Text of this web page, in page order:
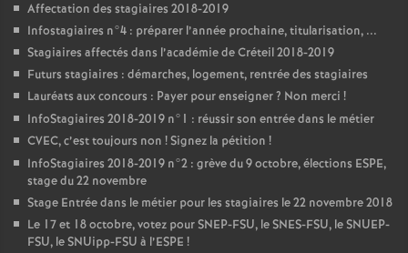
Affectation des stagiaires 2018-2019
Infostagiaires n°4 : préparer l’année prochaine, titularisation, ...
Stagiaires affectés dans l’académie de Créteil 2018-2019
Futurs stagiaires : démarches, logement, rentrée des stagiaires
Lauréats aux concours : Payer pour enseigner? Non merci !
InfoStagiaires 2018-2019 n°1 : réussir son entrée dans le métier
CVEC, c’est toujours non ! Signez la pétition !
InfoStagiaires 2018-2019 n°2 : grève du 9 octobre, élections ESPE,
stage du 22 novembre
Stage Entrée dans le métier pour les stagiaires le 22 novembre 2018
Le 17 et 18 octobre, votez pourSNEP-FSU, leSNES-FSU, leSNUEP-
FSU, le SNUipp-FSU à l’ESPE !